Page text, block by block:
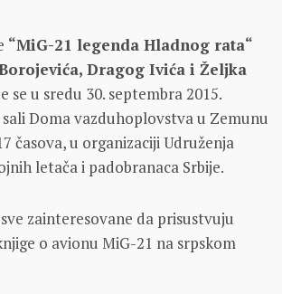
“MiG-21 legenda Hladnog rata“
Dragog Ivića i Željka
se u sredu 30. septembra 2015.
Doma vazduhoplovstva u Zemunu
časova, u organizaciji Udruženja
letača i padobranaca Srbije.
zainteresovane da prisustvuju
o avionu MiG-21 na srpskom